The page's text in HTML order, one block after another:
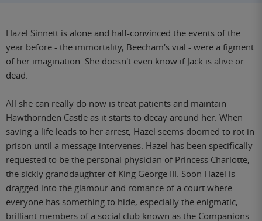
Hazel Sinnett is alone and half-convinced the events of the
year before - the immortality, Beecham's vial - were a figment
of her imagination. She doesn't even know if Jack is alive or
dead.
All she can really do now is treat patients and maintain
Hawthornden Castle as it starts to decay around her. When
saving a life leads to her arrest, Hazel seems doomed to rot in
prison until a message intervenes: Hazel has been specifically
requested to be the personal physician of Princess Charlotte,
the sickly granddaughter of King George III. Soon Hazel is
dragged into the glamour and romance of a court where
everyone has something to hide, especially the enigmatic,
brilliant members of a social club known as the Companions